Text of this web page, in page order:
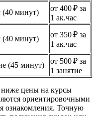
(40 минут)
от 400 ₽ за
1 ак.час
(40 минут)
от 350 ₽ за
1 ак.час
(45 минут)
от 500 ₽ за
1 занятие
цены на курсы
ориентировочными
ознакомления. Точную